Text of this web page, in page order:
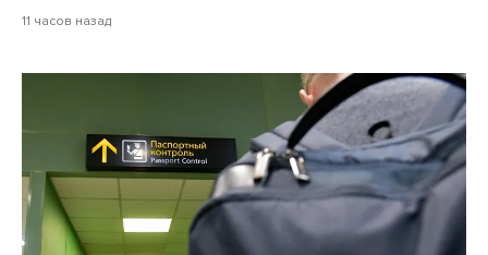
11 часов назад